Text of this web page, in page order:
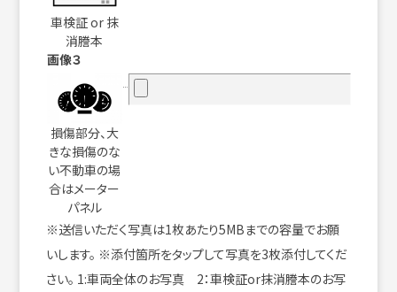
車検証 or 抹
消謄本
画像３
損傷部分、大
きな損傷のな
い不動車の場
合はメーター
パネル
※送信いただく写真は1枚あたり5MBまでの容量でお願
いします。 ※添付箇所をタップして写真を3枚添付してくだ
さい。 1:車両全体のお写真 2：車検証or抹消謄本のお写